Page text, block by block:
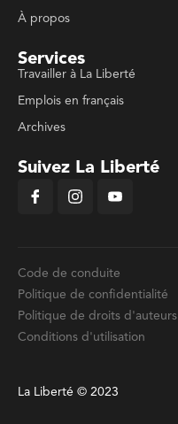
À propos
Services
Travailler à La Liberté
Emplois en français
Archives
Suivez La Liberté
Code de conduite
Politique de confidentialité
Politique de droits d'auteurs
Conditions d'utilisation
La Liberté © 2023